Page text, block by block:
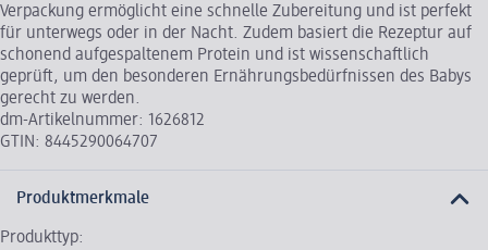
Verpackung ermöglicht eine schnelle Zubereitung und ist perfekt
für unterwegs oder in der Nacht. Zudem basiert die Rezeptur auf
schonend aufgespaltenem Protein und ist wissenschaftlich
geprüft, um den besonderen Ernährungsbedürfnissen des Babys
gerecht zu werden.
dm-Artikelnummer: 1626812
GTIN: 8445290064707
Produktmerkmale
Produkttyp: